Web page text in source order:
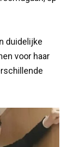
duidelijke
voor haar